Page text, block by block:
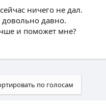
ничего не дал.
давно.
и поможет мне?
по голосам